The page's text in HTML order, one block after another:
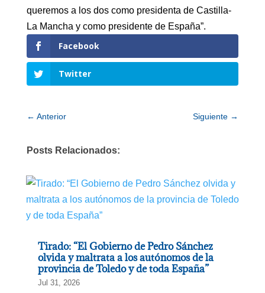
queremos a los dos como presidenta de Castilla-
La Mancha y como presidente de España”.
Facebook
Twitter
← Anterior Siguiente →
Posts Relacionados:
Tirado: “El Gobierno de Pedro Sánchez
olvida y maltrata a los autónomos de la
provincia de Toledo y de toda España”
Jul 31, 2026